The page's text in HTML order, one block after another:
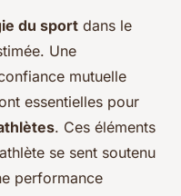
du sport dans le
Une
mutuelle
essentielles pour
. Ces éléments
se sent soutenu
performance